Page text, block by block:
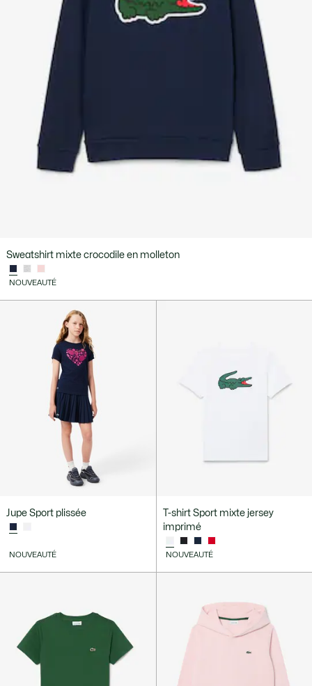
Sweatshirt mixte crocodile en molleton
NOUVEAUTÉ
Jupe Sport plissée
NOUVEAUTÉ
T-shirt Sport mixte jersey
imprimé
NOUVEAUTÉ